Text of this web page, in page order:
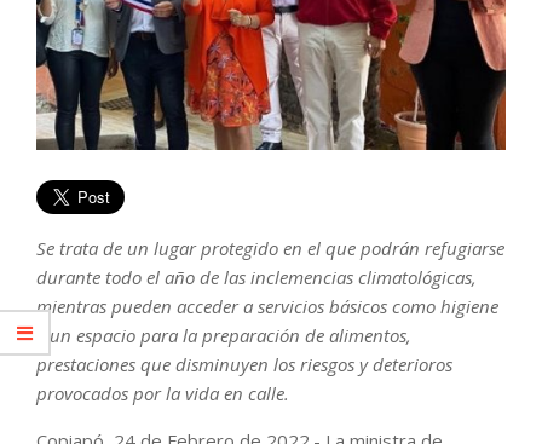
Se trata de un lugar protegido en el que podrán refugiarse
durante todo el año de las inclemencias climatológicas,
mientras pueden acceder a servicios básicos como higiene
y un espacio para la preparación de alimentos,
prestaciones que disminuyen los riesgos y deterioros
provocados por la vida en calle.